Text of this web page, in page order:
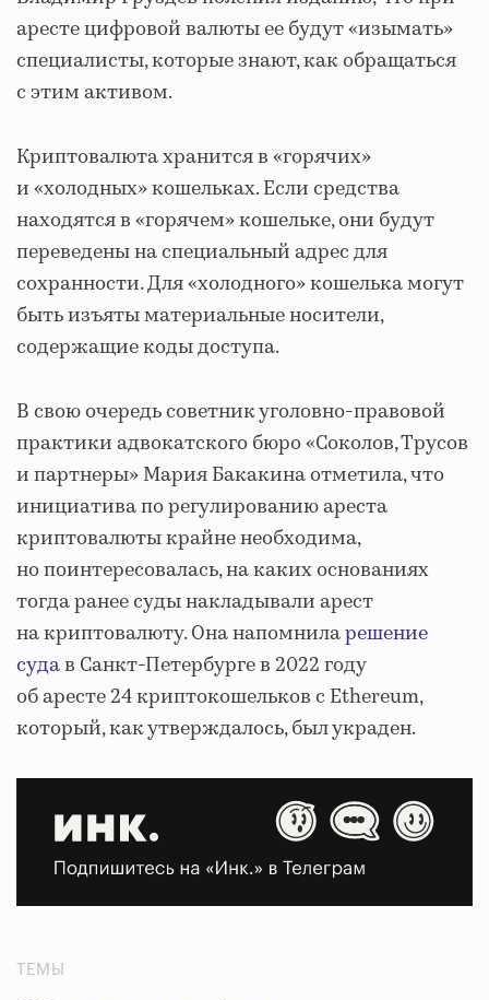
аресте цифровой валюты ее будут «изымать»
специалисты, которые знают, как обращаться
с этим активом.
Криптовалюта хранится в «горячих»
и «холодных» кошельках. Если средства
находятся в «горячем» кошельке, они будут
переведены на специальный адрес для
сохранности. Для «холодного» кошелька могут
быть изъяты материальные носители,
содержащие коды доступа.
В свою очередь советник уголовно-правовой
практики адвокатского бюро «Соколов, Трусов
и партнеры» Мария Бакакина отметила, что
инициатива по регулированию ареста
криптовалюты крайне необходима,
но поинтересовалась, на каких основаниях
тогда ранее суды накладывали арест
на криптовалюту. Она напомниларешение
судав Санкт-Петербурге в 2022 году
об аресте 24 криптокошельков с Ethereum,
который, как утверждалось, был украден.
ТЕМЫ